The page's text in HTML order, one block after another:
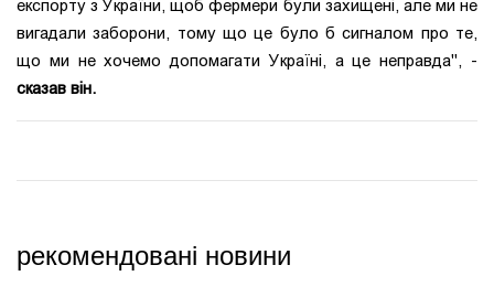
експорту з України, щоб фермери були захищені, але ми не
вигадали заборони, тому що це було б сигналом про те,
що ми не хочемо допомагати Україні, а це неправда", -
сказав він.
рекомендовані новини